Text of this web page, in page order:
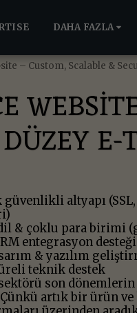
DAHA FAZLA
– Custom, Scalable &
E-
güvenlikli altyapı
& çoklu para birimi
entegrasyon desteği
& yazılım
teknik destek
son
artık bir ürün